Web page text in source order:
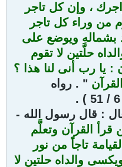
، وإن كل تاجر
من وراء كل تاجر
بشماله ويوضع على
حلَّتين لا تقوم
: يا رب أنى لنا هذا ؟
" . رواه
: قال رسول الله -
قرأ القرآن وتعلَّم
تاجاً من نور
والداه حلتين لا